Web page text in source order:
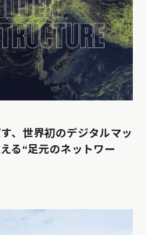
、世界初のデジタルマッ
る“足元のネットワー